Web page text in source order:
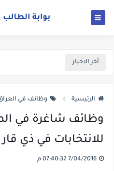
أخر الاخبار
الرئيسية وظائف في
وظائف شاغرة في
للانتخابات في ذي قار 2016